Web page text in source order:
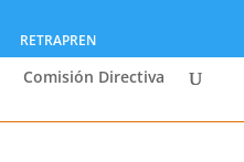
RETRAPREN
Comisión Directiva